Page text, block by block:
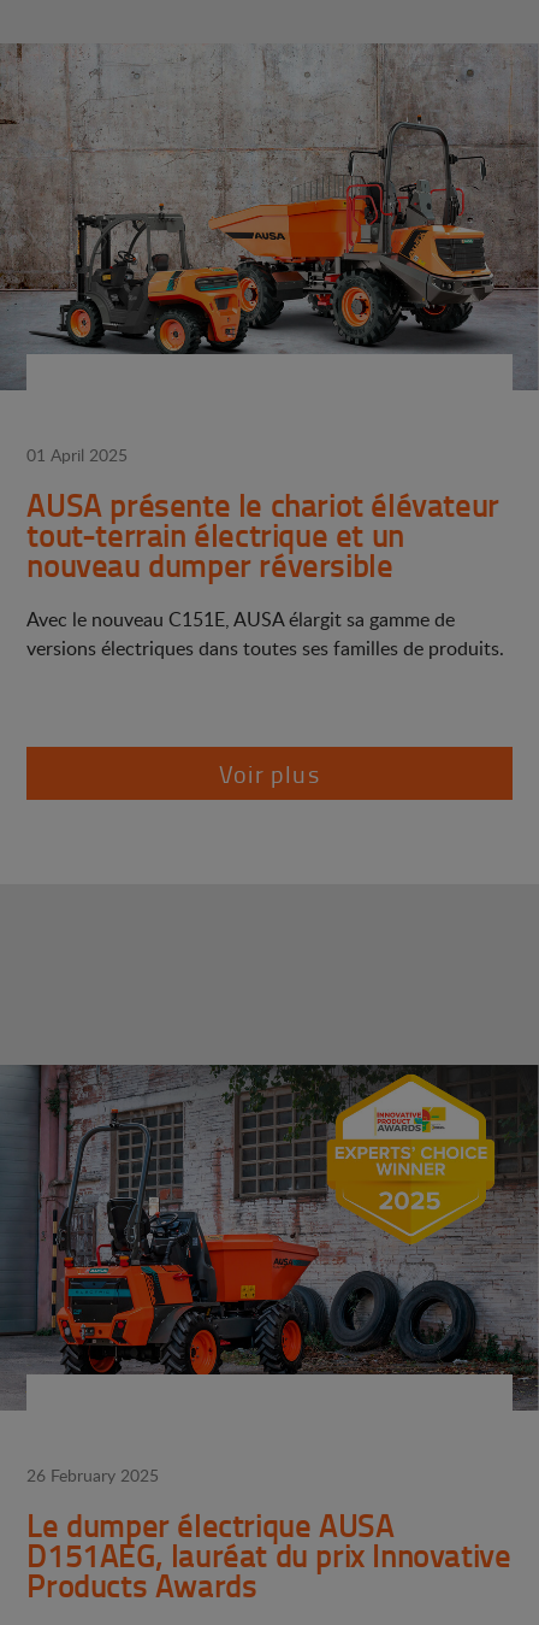
01 April 2025
AUSA présente le chariot élévateur
tout-terrain électrique et un
nouveau dumper réversible
Avec le nouveau C151E, AUSA élargit sa gamme de
versions électriques dans toutes ses familles de produits.
Voir plus
26 February 2025
Le dumper électrique AUSA
D151AEG, lauréat du prix Innovative
Products Awards